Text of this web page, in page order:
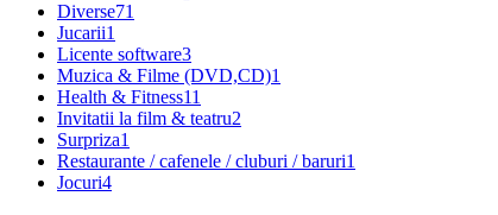
Diverse71
Jucarii1
Licente software3
Muzica & Filme (DVD,CD)1
Health & Fitness11
Invitatii la film & teatru2
Surpriza1
Restaurante / cafenele / cluburi / baruri1
Jocuri4